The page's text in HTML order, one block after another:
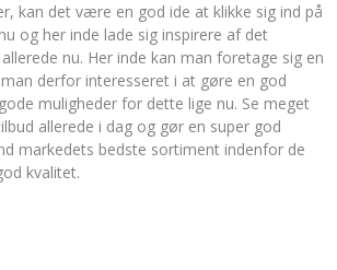
kan det være en god ide at klikke sig ind på
og her inde lade sig inspirere af det
nu. Her inde kan man foretage sig en
derfor interesseret i at gøre en god
muligheder for dette lige nu. Se meget
allerede i dag og gør en super god
markedets bedste sortiment indenfor de
kvalitet.